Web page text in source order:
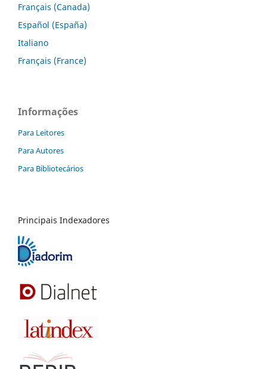
Français (Canada)
Español (España)
Italiano
Français (France)
Informações
Para Leitores
Para Autores
Para Bibliotecários
Principais Indexadores